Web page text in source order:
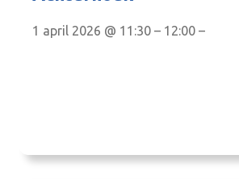
1 april 2026 @ 11:30 – 12:00 –